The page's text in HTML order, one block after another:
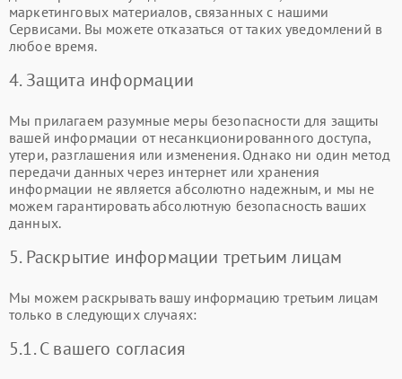
маркетинговых материалов, связанных с нашими
Сервисами. Вы можете отказаться от таких уведомлений в
любое время.
4. Защита информации
Мы прилагаем разумные меры безопасности для защиты
вашей информации от несанкционированного доступа,
утери, разглашения или изменения. Однако ни один метод
передачи данных через интернет или хранения
информации не является абсолютно надежным, и мы не
можем гарантировать абсолютную безопасность ваших
данных.
5. Раскрытие информации третьим лицам
Мы можем раскрывать вашу информацию третьим лицам
только в следующих случаях:
5.1. С вашего согласия